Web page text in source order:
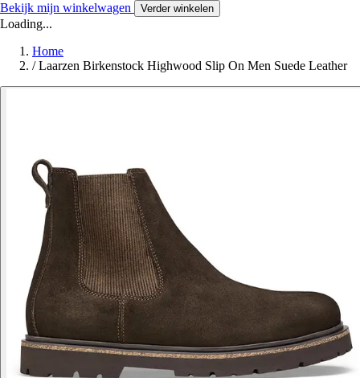
Bekijk mijn winkelwagen Verder winkelen
Loading...
Home
/ Laarzen Birkenstock Highwood Slip On Men Suede Leather